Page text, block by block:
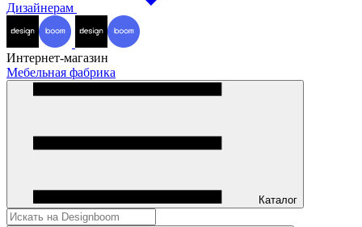
Дизайнерам
Интернет-магазин
Мебельная фабрика
Каталог